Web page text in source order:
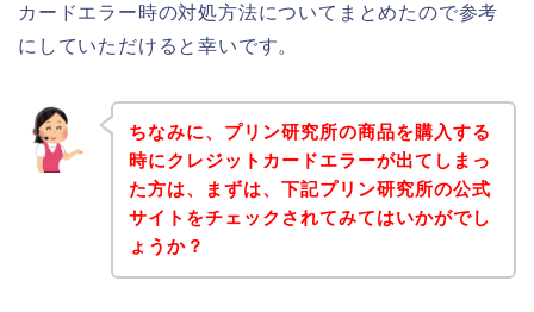
カードエラー時の対処方法についてまとめたので参考
にしていただけると幸いです。
ちなみに、プリン研究所の商品を購入する
時にクレジットカードエラーが出てしまっ
た方は、まずは、下記プリン研究所の公式
サイトをチェックされてみてはいかがでし
ょうか？